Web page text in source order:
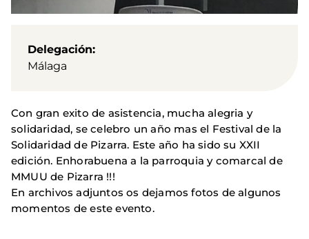
Delegación
Málaga
Con gran exito de asistencia, mucha alegria y
solidaridad, se celebro un año mas el Festival de la
Solidaridad de Pizarra. Este año ha sido su XXII
edición. Enhorabuena a la parroquia y comarcal de
MMUU de Pizarra !!!
En archivos adjuntos os dejamos fotos de algunos
momentos de este evento.